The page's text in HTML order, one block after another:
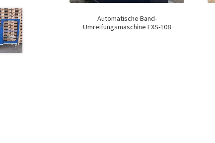
Automatische Band-
Umreifungsmaschine EXS-108